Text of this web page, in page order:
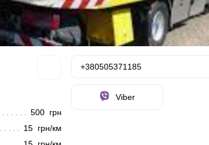
500 грн
15 грн/км
+380505371185
Viber